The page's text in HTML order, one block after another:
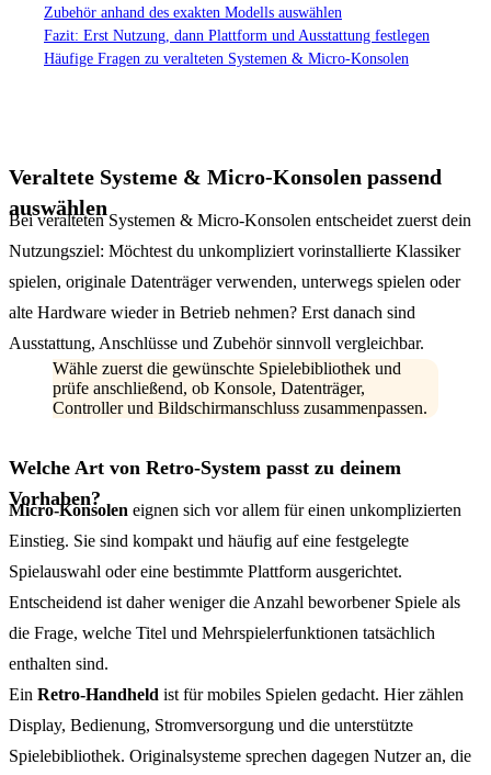
Veraltete Systeme & Micro-Konsolen passend
auswählen
Bei veralteten Systemen & Micro-Konsolen entscheidet zuerst dein
Nutzungsziel: Möchtest du unkompliziert vorinstallierte Klassiker
spielen, originale Datenträger verwenden, unterwegs spielen oder
alte Hardware wieder in Betrieb nehmen? Erst danach sind
Ausstattung, Anschlüsse und Zubehör sinnvoll vergleichbar.
Wähle zuerst die gewünschte Spielebibliothek und
prüfe anschließend, ob Konsole, Datenträger,
Controller und Bildschirmanschluss zusammenpassen.
Welche Art von Retro-System passt zu deinem
Vorhaben?
Micro-Konsolen eignen sich vor allem für einen unkomplizierten
Einstieg. Sie sind kompakt und häufig auf eine festgelegte
Spielauswahl oder eine bestimmte Plattform ausgerichtet.
Entscheidend ist daher weniger die Anzahl beworbener Spiele als
die Frage, welche Titel und Mehrspielerfunktionen tatsächlich
enthalten sind.
Ein Retro-Handheld ist für mobiles Spielen gedacht. Hier zählen
Display, Bedienung, Stromversorgung und die unterstützte
Spielebibliothek. Originalsysteme sprechen dagegen Nutzer an, die
Zubehör anhand des exakten Modells auswählen
Fazit: Erst Nutzung, dann Plattform und Ausstattung festlegen
Häufige Fragen zu veralteten Systemen & Micro-Konsolen